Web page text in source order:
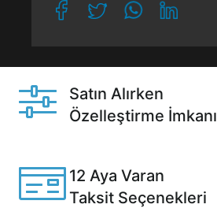
Satın Alırken
Özelleştirme İmkanı
12 Aya Varan
Taksit Seçenekleri